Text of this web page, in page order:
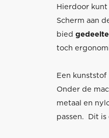
Hierdoor
Scherm aan
bied
toch
Een
Onder de
metaal en
passen. Dit is